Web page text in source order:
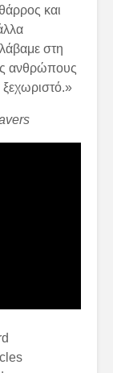
και
στη
ανθρώπους
ξεχωριστό.»